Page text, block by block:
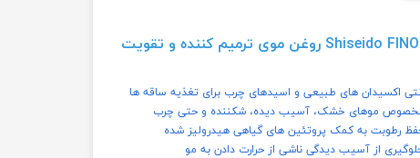
Shiseido FINO Premium Touch Hair Oil روغن موی ترمیم کننده و تقویت
مو بخصوص موهای خشک، آسیب دیده، شکننده و حتی چرب
رطوبت به کمک پروتئین های گیاهی هیدرولیز شده
از آسیب دیدگی ناشی از حرارت دادن به مو